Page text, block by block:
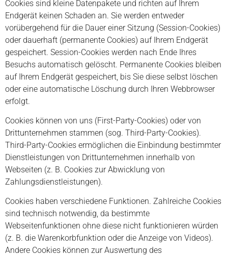
Cookies sind kleine Datenpakete und richten auf Ihrem
Endgerät keinen Schaden an. Sie werden entweder
vorübergehend für die Dauer einer Sitzung (Session-Cookies)
oder dauerhaft (permanente Cookies) auf Ihrem Endgerät
gespeichert. Session-Cookies werden nach Ende Ihres
Besuchs automatisch gelöscht. Permanente Cookies bleiben
auf Ihrem Endgerät gespeichert, bis Sie diese selbst löschen
oder eine automatische Löschung durch Ihren Webbrowser
erfolgt.
Cookies können von uns (First-Party-Cookies) oder von
Drittunternehmen stammen (sog. Third-Party-Cookies).
Third-Party-Cookies ermöglichen die Einbindung bestimmter
Dienstleistungen von Drittunternehmen innerhalb von
Webseiten (z. B. Cookies zur Abwicklung von
Zahlungsdienstleistungen).
Cookies haben verschiedene Funktionen. Zahlreiche Cookies
sind technisch notwendig, da bestimmte
Webseitenfunktionen ohne diese nicht funktionieren würden
(z. B. die Warenkorbfunktion oder die Anzeige von Videos).
Andere Cookies können zur Auswertung des